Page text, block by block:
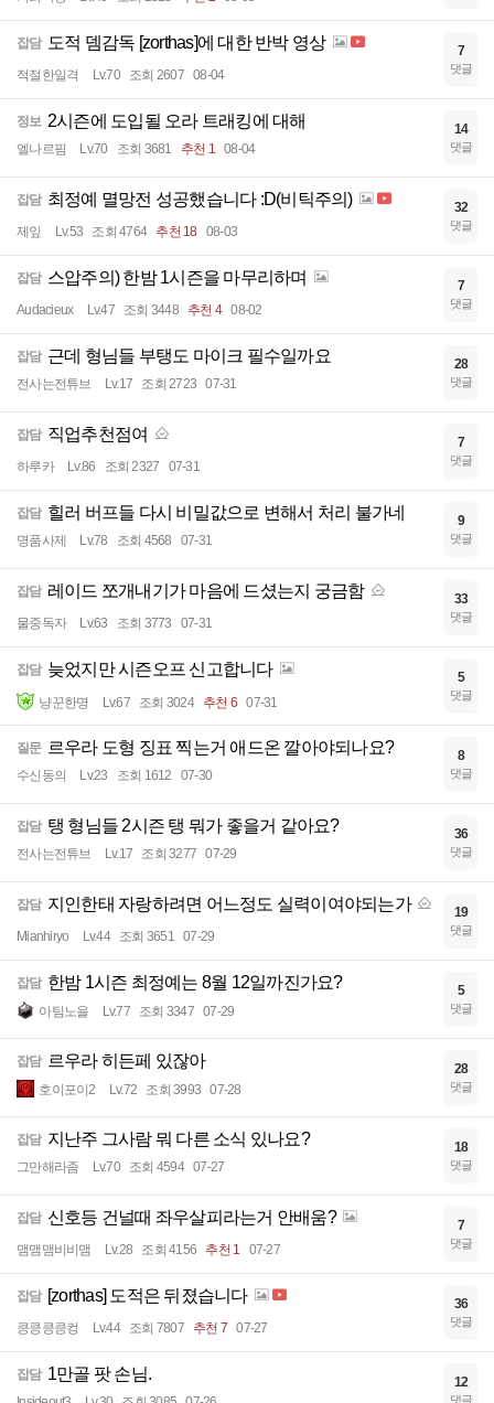
잡담 도적 뎀감독 [zorthas]에 대한 반박 영상
적절한일격 Lv.70 조회 2607 08-04
7
댓글
정보 2시즌에 도입될 오라 트래킹에 대해
엘나르핌 Lv.70 조회 3681 추천 1 08-04
14
댓글
잡담 최정예 멸망전 성공했습니다 :D(비틱주의)
제잎 Lv.53 조회 4764 추천 18 08-03
32
댓글
잡담 스압주의) 한밤 1시즌을 마무리하며
Audacieux Lv.47 조회 3448 추천 4 08-02
7
댓글
잡담 근데 형님들 부탱도 마이크 필수일까요
전사는전튜브 Lv.17 조회 2723 07-31
28
댓글
잡담 직업추천점여
하루카 Lv.86 조회 2327 07-31
7
댓글
잡담 힐러 버프들 다시 비밀값으로 변해서 처리 불가네
명품사제 Lv.78 조회 4568 07-31
9
댓글
잡담 레이드 쪼개내기가 마음에 드셨는지 궁금함
물중독자 Lv.63 조회 3773 07-31
33
댓글
잡담 늦었지만 시즌오프 신고합니다
냥꾼한명 Lv.67 조회 3024 추천 6 07-31
5
댓글
질문 르우라 도형 징표 찍는거 애드온 깔아야되나요?
수신동의 Lv.23 조회 1612 07-30
8
댓글
잡담 탱 형님들 2시즌 탱 뭐가 좋을거 같아요?
전사는전튜브 Lv.17 조회 3277 07-29
36
댓글
잡담 지인한태 자랑하려면 어느정도 실력이여야되는가
Mianhiryo Lv.44 조회 3651 07-29
19
댓글
잡담 한밤 1시즌 최정예는 8월 12일까진가요?
아팀노을 Lv.77 조회 3347 07-29
5
댓글
잡담 르우라 히든페 있잖아
호이포이2 Lv.72 조회 3993 07-28
28
댓글
잡담 지난주 그사람 뭐 다른 소식 있나요?
그만해라좀 Lv.70 조회 4594 07-27
18
댓글
잡담 신호등 건널때 좌우살피라는거 안배움?
맴맴맴비비맴 Lv.28 조회 4156 추천 1 07-27
7
댓글
잡담 [zorthas] 도적은 뒤졌습니다
킁킁킁킁컹 Lv.44 조회 7807 추천 7 07-27
36
댓글
잡담 1만골 팟 손님. 12
댓글